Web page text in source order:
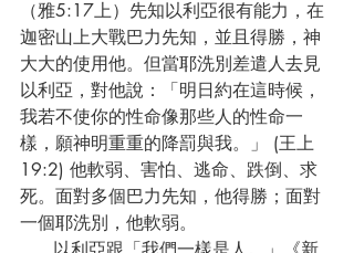
（雅5:17上）先知以利亞很有能力，在
迦密山上大戰巴力先知，並且得勝，神
大大的使用他。但當耶洗別差遣人去見
以利亞，對他說：「明日約在這時候，
我若不使你的性命像那些人的性命一
樣，願神明重重的降罰與我。」 (王上
19:2) 他軟弱、害怕、逃命、跌倒、求
死。面對多個巴力先知，他得勝；面對
一個耶洗別，他軟弱。